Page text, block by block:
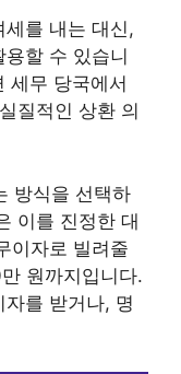
를 내는 대신,
할 수 있습니
세무 당국에서
질적인 상환 의
방식을 선택하
이를 진정한 대
이자로 빌려줄
원까지입니다.
를 받거나, 명